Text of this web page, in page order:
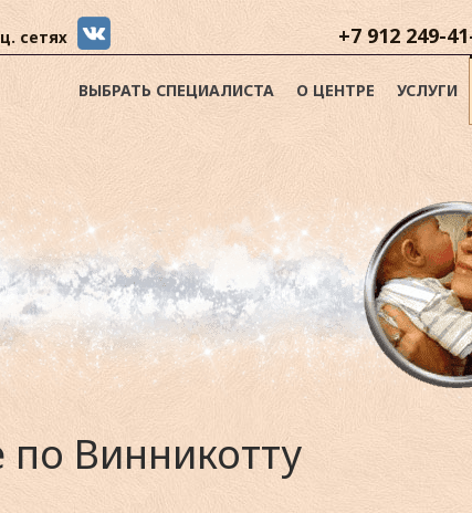
сетях +7 912 249-
ВЫБРАТЬ СПЕЦИАЛИСТА О ЦЕНТРЕ УСЛУГИ
Винникотту